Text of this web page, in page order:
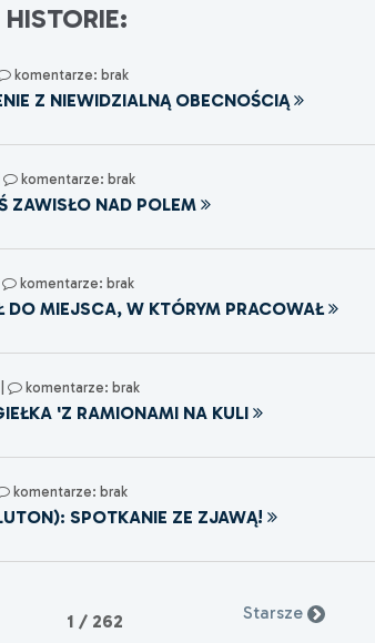
komentarze: brak
Z NIEWIDZIALNĄ OBECNOŚCIĄ
| komentarze: brak
ZAWISŁO NAD POLEM
| komentarze: brak
DO MIEJSCA, W KTÓRYM PRACOWAŁ
| komentarze: brak
'Z RAMIONAMI NA KULI
komentarze: brak
SPOTKANIE ZE ZJAWĄ!
1 / 262 Starsze